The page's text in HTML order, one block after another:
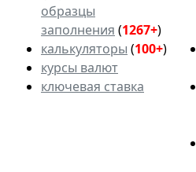
образцы
заполнения (1267+)
калькуляторы (100+)
курсы валют
ключевая ставка